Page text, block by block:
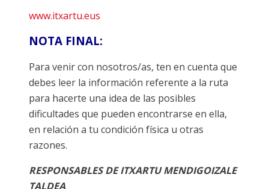
www.itxartu.eus
NOTA FINAL:
Para venir con nosotros/as, ten en cuenta que
debes leer la información referente a la ruta
para hacerte una idea de las posibles
dificultades que pueden encontrarse en ella,
en relación a tu condición física u otras
razones.
RESPONSABLES DE ITXARTU MENDIGOIZALE
TALDEA